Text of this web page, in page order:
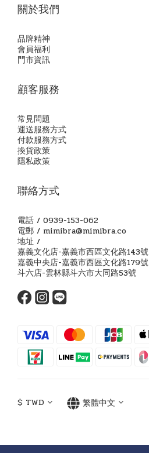
關於我們
品牌精神
會員福利
門市資訊
顧客服務
常見問題
運送服務方式
付款服務方式
換貨政策
隱私政策
聯絡方式
電話 / 0939-153-062
電郵 / mimibra@mimibra.co
地址 /
嘉義文化店-嘉義市西區文化路143號
嘉義中央店-嘉義市西區文化路179號
斗六店-雲林縣斗六市大同路53號
$ TWD 繁體中文